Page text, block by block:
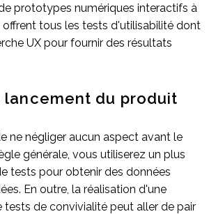
prototypes numériques interactifs à
offrent tous les tests d'utilisabilité dont
UX pour fournir des résultats
lancement du produit
ne négliger aucun aspect avant le
générale, vous utiliserez un plus
tests pour obtenir des données
En outre, la réalisation d'une
tests de convivialité peut aller de pair